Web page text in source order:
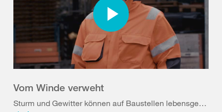
Vom Winde verweht
Sturm und Gewitter können auf Baustellen lebensgefährlich sein.